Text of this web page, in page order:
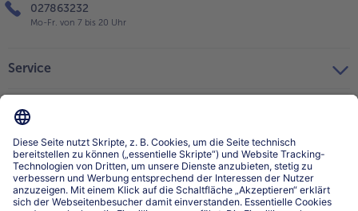
027863232
Mo-Fr. von 7 bis 20 Uhr
Service
Über bofrost*
Kategorien